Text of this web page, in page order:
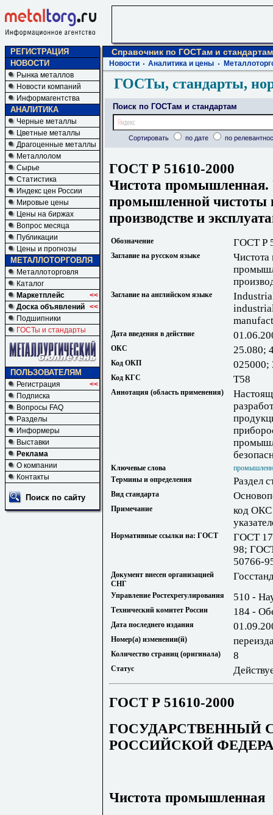
РЕГИСТРАЦИЯ
НОВОСТИ
Рынка металлов
Новости компаний
Информагентства
АНАЛИТИКА
Черные металлы
Цветные металлы
Драгоценные металлы
Металлолом
Сырье
Статистика
Индекс цен России
Мировые цены
Цены на биржах
Вопрос месяца
Публикации
Цены и прогнозы
МЕТАЛЛОТОРГОВЛЯ
Металлоторговля
Каталог
Маркетплейс
<<
Доска объявлений <<
Подшипники
ГОСТы и стандарты
ПОЛЬЗОВАТЕЛЯМ
Регистрация
<<
Подписка
Вопросы FAQ
Разделы
Информеры
Выставки
Реклама
О компании
Контакты
Поиск по сайту
Справочник по ГОСТам и стандартам
Новости Аналитика и цены
ГОСТы, стандарты,
Поиск по ГОСТам и стандартам
Сортировать по дате по
ГОСТ Р 51610-2000
Чистота промышленная.
промышленной чистоты
производстве и
Обозначение ГОСТ Р
Заглавие на русском языке
Заглавие на английском языке
Дата введения в действие
ОКС 25.080;
Код ОКП 025000;
Код КГС Т58
Аннотация (область применения)
Ключевые слова
Термины и определения
Раздел
Вид стандарта
Примечание
код ОКС
Нормативные ссылки на: ГОСТ
ГОСТ
98;
50766-
Документ внесен организацией
СНГ
Управление Ростехрегулирования 510 -
Технический комитет России 184 -
Дата последнего издания
Номер(а) изменении(й)
Количество страниц (оригинала) 8
Статус
ГОСТ Р 51610-2000
ГОСУДАРСТВЕННЫЙ
РОССИЙСКОЙ
Чистота промышленная